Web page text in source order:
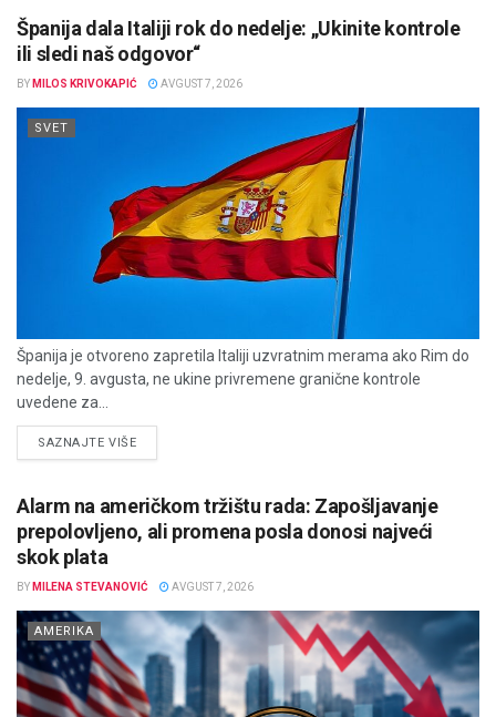
Španija dala Italiji rok do nedelje: „Ukinite kontrole
ili sledi naš odgovor“
BY MILOS KRIVOKAPIĆ AVGUST 7, 2026
SVET
Španija je otvoreno zapretila Italiji uzvratnim merama ako Rim do
nedelje, 9. avgusta, ne ukine privremene granične kontrole
uvedene za...
SAZNAJTE VIŠEDETAILS
Alarm na američkom tržištu rada: Zapošljavanje
prepolovljeno, ali promena posla donosi najveći
skok plata
BY MILENA STEVANOVIĆ AVGUST 7, 2026
AMERIKA